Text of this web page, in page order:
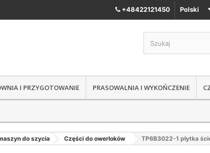
Polski
+48422121450
I PRZYGOTOWANIE PRASOWALNIA I WYKOŃCZENIE
do szycia Części do owerloków TP6B3022-1 płytka